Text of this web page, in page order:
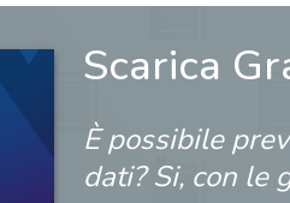
Scarica
È possibile
dati? Si, con le